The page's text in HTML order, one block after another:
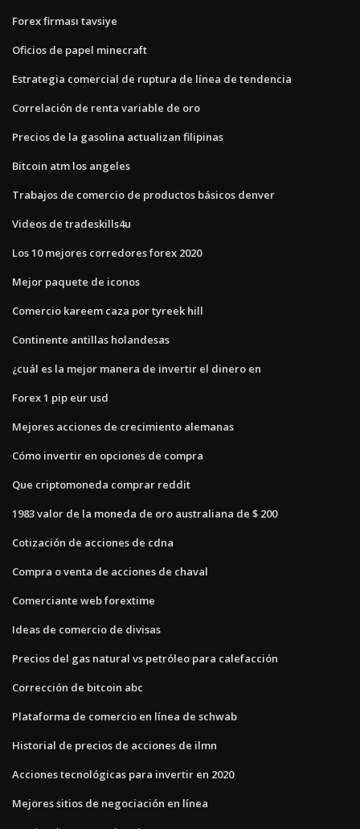
Forex firması tavsiye
Oficios de papel minecraft
Estrategia comercial de ruptura de línea de tendencia
Correlación de renta variable de oro
Precios de la gasolina actualizan filipinas
Bitcoin atm los angeles
Trabajos de comercio de productos básicos denver
Videos de tradeskills4u
Los 10 mejores corredores forex 2020
Mejor paquete de iconos
Comercio kareem caza por tyreek hill
Continente antillas holandesas
¿cuál es la mejor manera de invertir el dinero en
Forex 1 pip eur usd
Mejores acciones de crecimiento alemanas
Cómo invertir en opciones de compra
Que criptomoneda comprar reddit
1983 valor de la moneda de oro australiana de $ 200
Cotización de acciones de cdna
Compra o venta de acciones de chaval
Comerciante web forextime
Ideas de comercio de divisas
Precios del gas natural vs petróleo para calefacción
Corrección de bitcoin abc
Plataforma de comercio en línea de schwab
Historial de precios de acciones de ilmn
Acciones tecnológicas para invertir en 2020
Mejores sitios de negociación en línea